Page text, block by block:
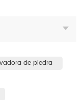
de piedra